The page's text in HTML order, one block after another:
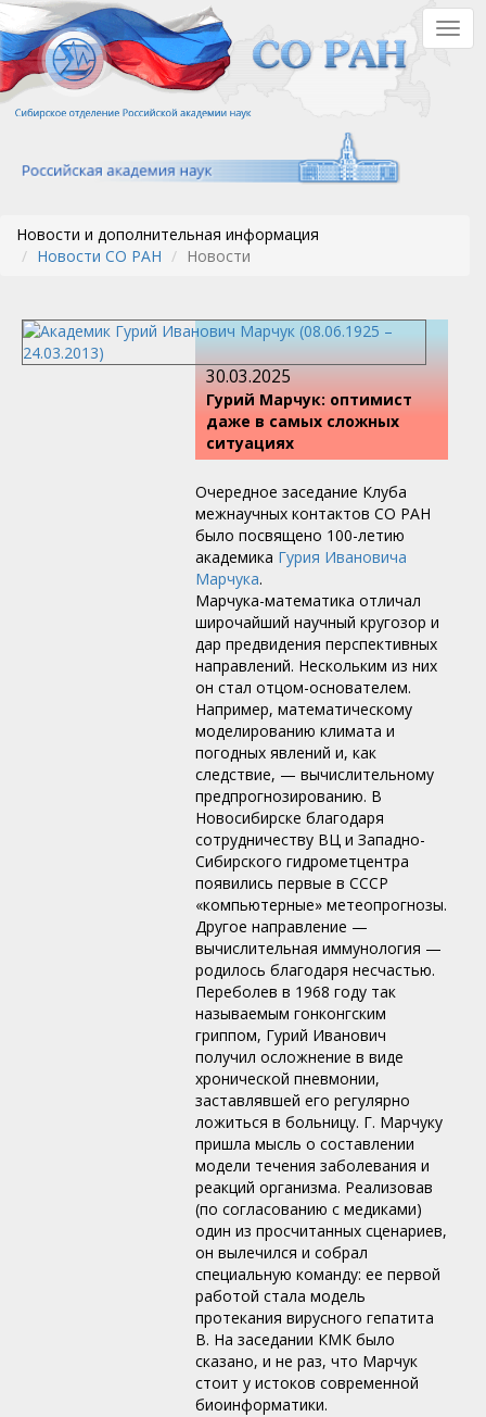
Перейти
к
основному
содержанию
Новости и дополнительная информация
Новости СО РАН
Новости
30.03.2025
Гурий Марчук: оптимист
даже в самых сложных
ситуациях
Очередное заседание Клуба
межнаучных контактов СО РАН
было посвящено 100-летию
академика Гурия Ивановича
Марчука.
Марчука-математика отличал
широчайший научный кругозор и
дар предвидения перспективных
направлений. Нескольким из них
он стал отцом-основателем.
Например, математическому
моделированию климата и
погодных явлений и, как
следствие, — вычислительному
предпрогнозированию. В
Новосибирске благодаря
сотрудничеству ВЦ и Западно-
Сибирского гидрометцентра
появились первые в СССР
«компьютерные» метеопрогнозы.
Другое направление —
вычислительная иммунология —
родилось благодаря несчастью.
Переболев в 1968 году так
называемым гонконгским
гриппом, Гурий Иванович
получил осложнение в виде
хронической пневмонии,
заставлявшей его регулярно
ложиться в больницу. Г. Марчуку
пришла мысль о составлении
модели течения заболевания и
реакций организма. Реализовав
(по согласованию с медиками)
один из просчитанных сценариев,
он вылечился и собрал
специальную команду: ее первой
работой стала модель
протекания вирусного гепатита
B. На заседании КМК было
сказано, и не раз, что Марчук
стоит у истоков современной
биоинформатики.